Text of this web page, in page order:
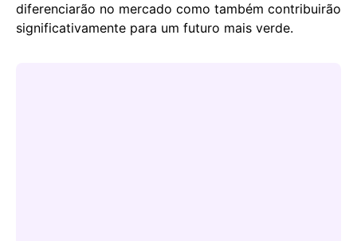
diferenciarão no mercado como também contribuirão
significativamente para um futuro mais verde.